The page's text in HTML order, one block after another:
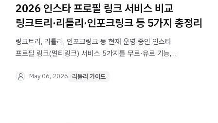
2026 인스타 프로필 링크 서비스 비교
링크트리·리틀리·인포크링크 등 5가지 총정리
링크트리, 리틀리, 인포크링크 등 현재 운영 중인 인스타
프로필 링크(멀티링크) 서비스 5가지를 무료·유료 기능,
바로 찾아보세요.
May 06, 2026 리틀리 가이드